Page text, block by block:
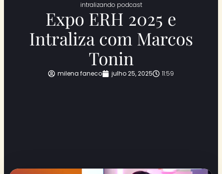
intralizando podcast
Expo ERH 2025 e
Intraliza com Marcos
Tonin
milena faneco julho 25, 2025 11:59